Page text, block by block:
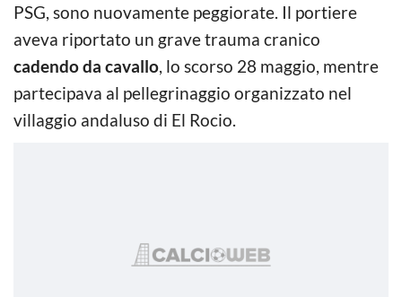
PSG, sono nuovamente peggiorate. Il portiere
aveva riportato un grave trauma cranico
cadendo da cavallo, lo scorso 28 maggio, mentre
partecipava al pellegrinaggio organizzato nel
villaggio andaluso di El Rocio.